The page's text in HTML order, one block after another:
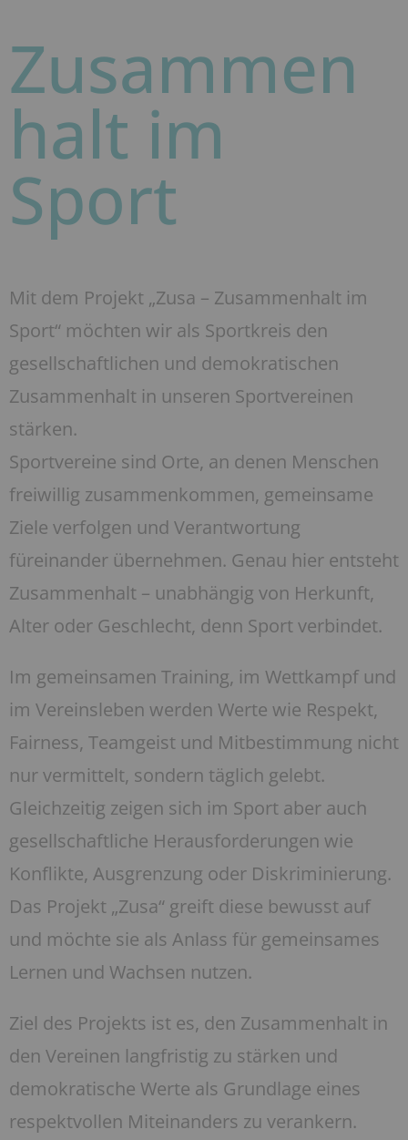
Zusammen
halt im
Sport
Mit dem Projekt „Zusa – Zusammenhalt im
Sport“ möchten wir als Sportkreis den
gesellschaftlichen und demokratischen
Zusammenhalt in unseren Sportvereinen
stärken.
Sportvereine sind Orte, an denen Menschen
freiwillig zusammenkommen, gemeinsame
Ziele verfolgen und Verantwortung
füreinander übernehmen. Genau hier entsteht
Zusammenhalt – unabhängig von Herkunft,
Alter oder Geschlecht, denn Sport verbindet.
Im gemeinsamen Training, im Wettkampf und
im Vereinsleben werden Werte wie Respekt,
Fairness, Teamgeist und Mitbestimmung nicht
nur vermittelt, sondern täglich gelebt.
Gleichzeitig zeigen sich im Sport aber auch
gesellschaftliche Herausforderungen wie
Konflikte, Ausgrenzung oder Diskriminierung.
Das Projekt „Zusa“ greift diese bewusst auf
und möchte sie als Anlass für gemeinsames
Lernen und Wachsen nutzen.
Ziel des Projekts ist es, den Zusammenhalt in
den Vereinen langfristig zu stärken und
demokratische Werte als Grundlage eines
respektvollen Miteinanders zu verankern.